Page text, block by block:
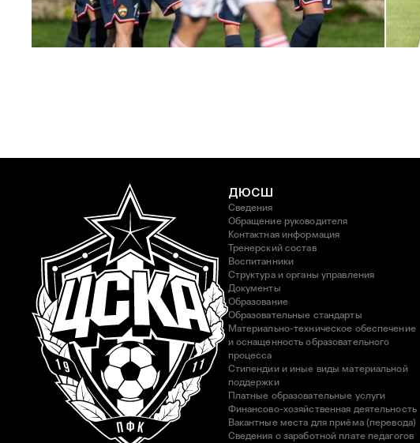
ЮФЛ: Московское дерби на «Октябре»
3 АВГУСТА 2026 14:15
С
27
ДЮСШ
Сведения
Обращение руководителя
Контактная информация
Тренерский состав
Воспитанники
Структура и органы управления
Документы
Образование
Образовательные стандарты
Материально-техническое обеспечение
и оснащенность образовательного
процесса
Стипендии и иные виды материальной
поддержки
Платные образовательные услуги
Финансово-хозяйственная деятельность
Вакантные места для приёма (перевода)
Сведения о заработной плате педагогов